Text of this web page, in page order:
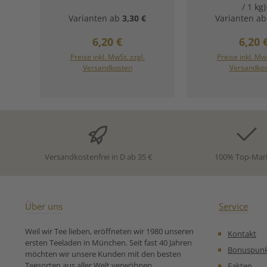
Backapfelnote - die
Früchteexplosion für Tasse
und Gaumen.
Zutaten:Hibiskus,
Rosenblüten Unsere
Zubereitungsempfehlung
für Früchtetee Roter
Varianten ab 3,30 €
Regulärer Preis:
6,20 €
Preise inkl. MwSt. zzgl.
Versandkosten
Früchtetee
und ein Hauch
vereinen sich
sanften,
probiert,
Früchtetee
nicht mehr
sein.
Beetestücke,
Mandeln
/ 1 kg)
Varianten ab
6,20
Preise inkl.
Versandkostenfrei in D ab 35 € 100% Top-
Über uns
Weil wir Tee lieben, eröffneten wir 1980 unseren
ersten Teeladen in München. Seit fast 40 Jahren
möchten wir unsere Kunden mit den besten
Service
Kontakt